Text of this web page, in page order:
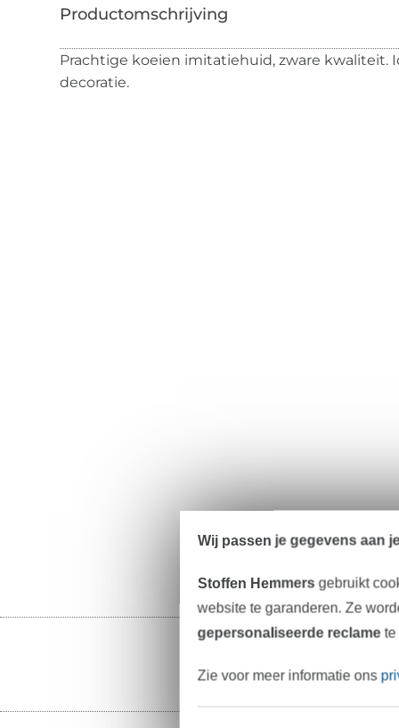
Prachtige koeien imitatiehuid, zware kwaliteit.
decoratie.
Wij passen je gegevens aan
Stoffen Hemmers gebruikt
website te garanderen. Ze
gepersonaliseerde reclamete
Zie voor meer informatie ons